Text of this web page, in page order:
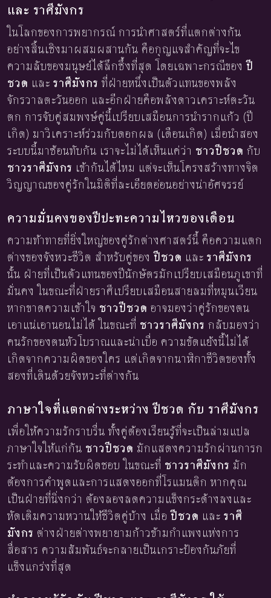
และ ราศีมังกร
ในโลกของการพยากรณ์ การนำศาสตร์ที่แตกต่างกัน
อย่างสิ้นเชิงมาผสมผสานกัน คือกุญแจสำคัญที่จะไข
ความลับของมนุษย์ได้ลึกซึ้งที่สุด โดยเฉพาะกรณีของปี
ชวด และ ราศีมังกร ที่ฝ่ายหนึ่งเป็นตัวแทนของพลัง
จักรวาลตะวันออก และอีกฝ่ายคือพลังดาวเคราะห์ตะวัน
ตก การจับคู่สมพงษ์คู่นี้เปรียบเสมือนการนำรากแก้ว (ปี
เกิด) มาวิเคราะห์ร่วมกับดอกผล (เดือนเกิด) เมื่อนำสอง
ระบบนี้มาซ้อนทับกัน เราจะไม่ได้เห็นแค่ว่า ชาวปีชวด กับ
ชาวราศีมังกร เข้ากันได้ไหม แต่จะเห็นโครงสร้างทางจิต
วิญญาณของคู่รักในมิติที่ละเอียดอ่อนอย่างน่าอัศจรรย์
ความมั่นคงของปีปะทะความไหวของเดือน
ความท้าทายที่ยิ่งใหญ่ของคู่รักต่างศาสตร์นี้ คือความแตก
ต่างของจังหวะชีวิต สำหรับคู่ของปีชวด และ ราศีมังกร
นั้น ฝ่ายที่เป็นตัวแทนของปีนักษัตรมักเปรียบเสมือนภูเขาที่
มั่นคง ในขณะที่ฝ่ายราศีเปรียบเสมือนสายลมที่หมุนเวียน
หากขาดความเข้าใจ ชาวปีชวด อาจมองว่าคู่รักของตน
เอาแน่เอานอนไม่ได้ ในขณะที่ ชาวราศีมังกร กลับมองว่า
คนรักของตนหัวโบราณและน่าเบื่อ ความขัดแย้งนี้ไม่ได้
เกิดจากความผิดของใคร แต่เกิดจากนาฬิกาชีวิตของทั้ง
สองที่เดินด้วยจังหวะที่ต่างกัน
ภาษาใจที่แตกต่างระหว่าง ปีชวด กับ ราศีมังกร
เพื่อให้ความรักราบรื่น ทั้งคู่ต้องเรียนรู้ที่จะเป็นล่ามแปล
ภาษาใจให้แก่กัน ชาวปีชวด มักแสดงความรักผ่านการก
ระทำและความรับผิดชอบ ในขณะที่ ชาวราศีมังกร มัก
ต้องการคำพูดและการแสดงออกที่โรแมนติก หากคุณ
เป็นฝ่ายที่นิ่งกว่า ต้องลองลดความแข็งกระด้างลงและ
หัดเติมความหวานให้ชีวิตคู่บ้าง เมื่อปีชวด และ ราศี
มังกร ต่างฝ่ายต่างพยายามก้าวข้ามกำแพงแห่งการ
สื่อสาร ความสัมพันธ์จะกลายเป็นเกราะป้องกันภัยที่
แข็งแกร่งที่สุด